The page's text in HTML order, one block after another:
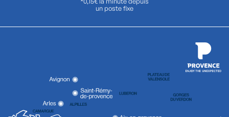
un poste fixe